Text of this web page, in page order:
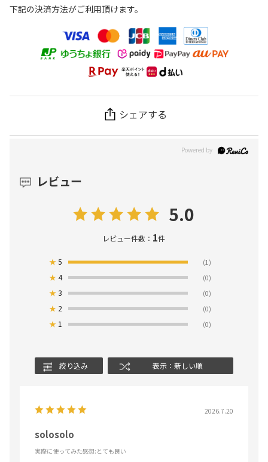
下記の決済方法がご利用頂けます。
シェアする
レビュー
5.0
レビュー件数： 1件
★5 (1)
★4 (0)
★3 (0)
★ 2 (0)
★ 1 (0)
絞り込み 表示：新しい順
2026.7.20
solosolo
実際に使ってみた感想:とても良い